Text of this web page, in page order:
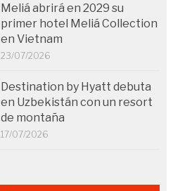
Meliá abrirá en 2029 su
primer hotel Meliá Collection
en Vietnam
23/07/2026
Destination by Hyatt debuta
en Uzbekistán con un resort
de montaña
17/07/2026